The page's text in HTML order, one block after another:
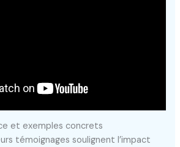
et exemples concrets
témoignages soulignent l’impact